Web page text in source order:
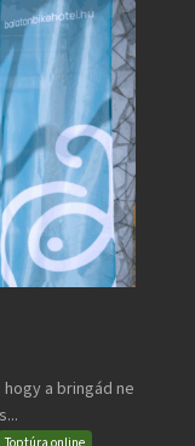
a bringád ne